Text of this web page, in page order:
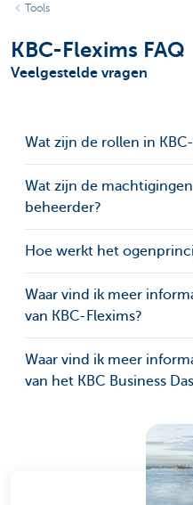
Tools
KBC-Flexims FAQ
Veelgestelde vragen
Wat zijn de rollen in
Wat zijn de
beheerder?
Hoe werkt het
Waar vind ik meer
van KBC-Flexims?
Waar vind ik meer
van het KBC Business